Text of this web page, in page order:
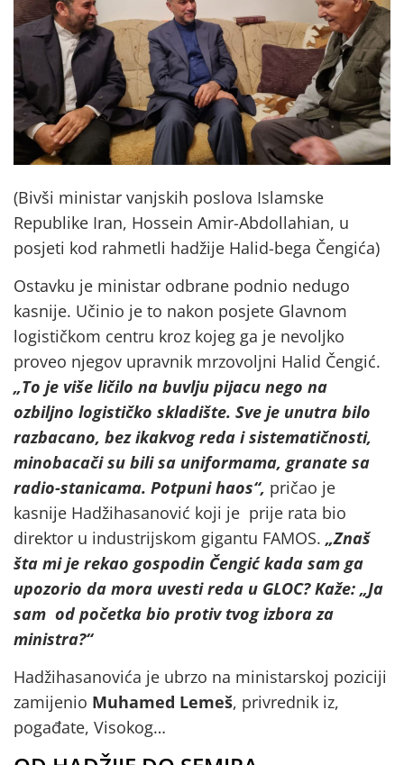
(Bivši ministar vanjskih poslova Islamske
Republike Iran, Hossein Amir-Abdollahian, u
posjeti kod rahmetli hadžije Halid-bega Čengića)
Ostavku je ministar odbrane podnio nedugo
kasnije. Učinio je to nakon posjete Glavnom
logističkom centru kroz kojeg ga je nevoljko
proveo njegov upravnik mrzovoljni Halid Čengić.
„To je više ličilo na buvlju pijacu nego na
ozbiljno logističko skladište. Sve je unutra bilo
razbacano, bez ikakvog reda i sistematičnosti,
minobacači su bili sa uniformama, granate sa
radio-stanicama. Potpuni haos“, pričao je
kasnije Hadžihasanović koji je prije rata bio
direktor u industrijskom gigantu FAMOS. „Znaš
šta mi je rekao gospodin Čengić kada sam ga
upozorio da mora uvesti reda u GLOC? Kaže: „Ja
sam od početka bio protiv tvog izbora za
ministra?“
Hadžihasanovića je ubrzo na ministarskoj poziciji
zamijenio Muhamed Lemeš, privrednik iz,
pogađate, Visokog…